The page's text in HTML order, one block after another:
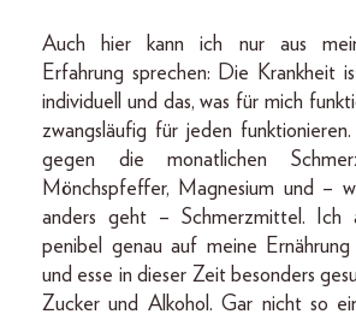
Auch hier kann ich nur aus
Erfahrung sprechen: Die Krankheit
individuell und das, was für mich
zwangsläufig für jeden
gegen die monatlichen
Mönchspfeffer, Magnesium und –
anders geht – Schmerzmittel. Ich
penibel genau auf meine
und esse in dieser Zeit besonders
Zucker und Alkohol. Gar nicht so